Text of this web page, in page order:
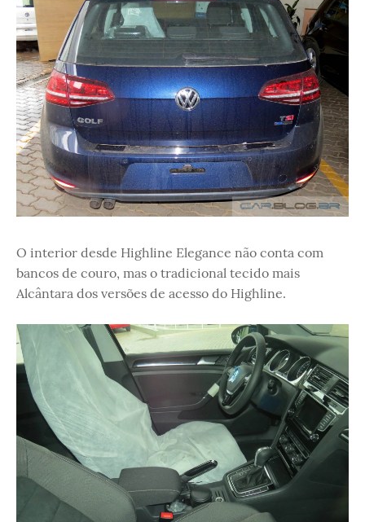
O interior desde Highline Elegance não conta com
bancos de couro, mas o tradicional tecido mais
Alcântara dos versões de acesso do Highline.